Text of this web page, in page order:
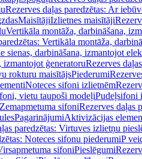
Rezerves daļas paredzētas: Ar
MaisītājiIzlietnes maisītāji
Vertikāla montāža, darbināšana,
Vertikāla montāža,
sienas, darbināšana, izmantojot
izmantojot ģeneratoruRezerves
rokturu maisītājsPiederumi
Noteces sifoni izlietnēm
vietu taupoši modeļiPudeļsifoni
Zemapmetuma sifoniRezerves daļas
PagarinājumiAktivizācijas
paredzētas: Virtuves izlietņu
Noteces sifonu piederumiP
sifoniPieslēgumi